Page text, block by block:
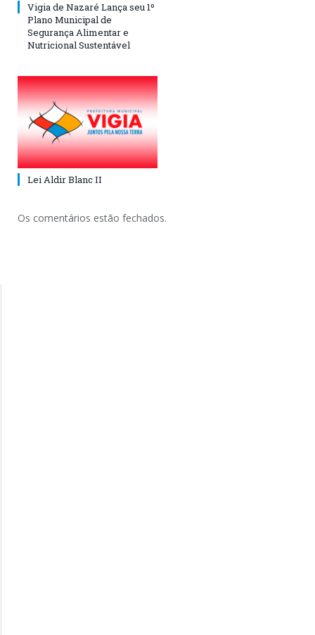
Vigia de Nazaré Lança seu 1º
Plano Municipal de
Segurança Alimentar e
Nutricional Sustentável
Lei Aldir Blanc II
Os comentários estão fechados.